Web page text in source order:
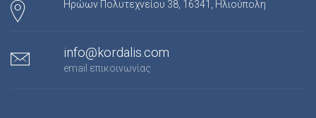
Ηρώων Πολυτεχνείου 38, 16341, Ηλιούπολη
info@kordalis.com
email επικοινωνίας